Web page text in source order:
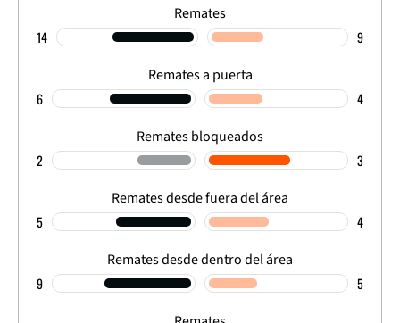
Remates
14 9
Remates a puerta
6 4
Remates bloqueados
2 3
Remates desde fuera del área
5 4
Remates desde dentro del área
9 5